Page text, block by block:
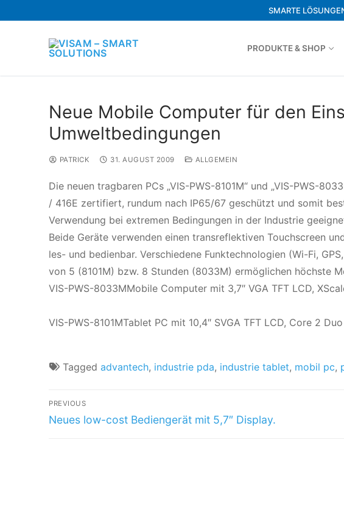
SMARTE
PRODUKTE & SHOP
Neue Mobile Computer für den
Umweltbedingungen
PATRICK 31. AUGUST 2009 ALLGEMEIN
Die neuen tragbaren PCs „VIS-PWS-8101M“ und „VIS-PWS-
/ 416E zertifiert, rundum nach IP65/67 geschützt und somit
Verwendung bei extremen Bedingungen in der Industrie
Beide Geräte verwenden einen transreflektiven Touchscreen
les- und bedienbar. Verschiedene Funktechnologien (Wi-Fi,
von 5 (8101M) bzw. 8 Stunden (8033M) ermöglichen höchste
VIS-PWS-8033MMobile Computer mit 3,7″ VGA TFT LCD,
VIS-PWS-8101MTablet PC mit 10,4″ SVGA TFT LCD, Core 2
Tagged advantech, industrie pda, industrie tablet, mobil pc,
PREVIOUS
Neues low-cost Bediengerät mit 5,7″ Display.